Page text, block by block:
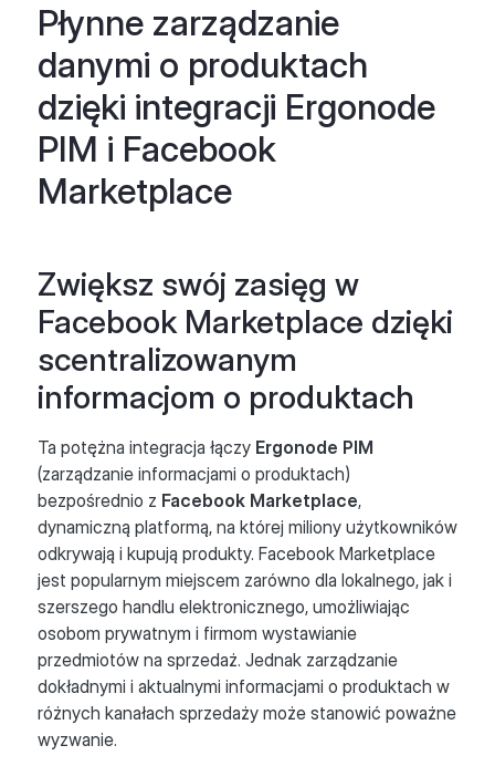
Płynne zarządzanie
danymi o produktach
dzięki integracji Ergonode
PIM i Facebook
Marketplace
Zwiększ swój zasięg w
Facebook Marketplace dzięki
scentralizowanym
informacjom o produktach
Ta potężna integracja łączy Ergonode PIM
(zarządzanie informacjami o produktach)
bezpośrednio z Facebook Marketplace,
dynamiczną platformą, na której miliony użytkowników
odkrywają i kupują produkty. Facebook Marketplace
jest popularnym miejscem zarówno dla lokalnego, jak i
szerszego handlu elektronicznego, umożliwiając
osobom prywatnym i firmom wystawianie
przedmiotów na sprzedaż. Jednak zarządzanie
dokładnymi i aktualnymi informacjami o produktach w
różnych kanałach sprzedaży może stanowić poważne
wyzwanie.